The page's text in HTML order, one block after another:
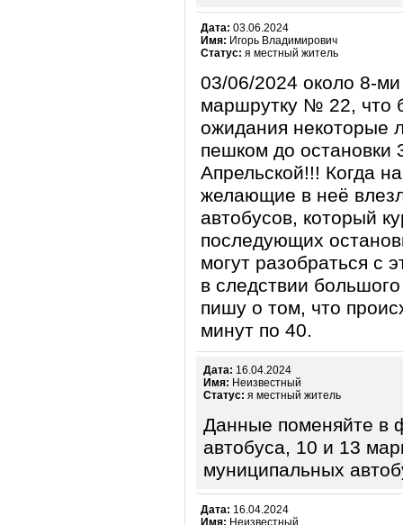
Дата: 03.06.2024
Имя: Игорь Владимирович
Статус: я местный житель
03/06/2024 около 8-
маршрутку № 22, что
ожидания некоторые
пешком до остановки
Апрельской!!! Когда
желающие в неё
автобусов, который
последующих
могут разобраться с
в следствии
пишу о том, что
минут по 40.
Дата: 16.04.2024
Имя: Неизвестный
Статус: я местный житель
Данные поменяйте в
автобуса, 10 и 13
муниципальных
Дата: 16.04.2024
Имя: Неизвестный